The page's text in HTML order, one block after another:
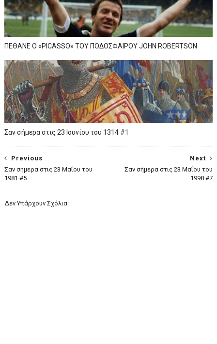
ΠΕΘΑΝΕ Ο «PICASSO» TOY ΠΟΔΟΣΦΑΙΡΟΥ JOHN ROBERTSON
Σαν σήμερα στις 23 Ιουνίου του 1314 #1
Next
Σαν σήμερα στις 23 Μαΐου του
1998 #7
Previous
Σαν σήμερα στις 23 Μαΐου του
1981 #5
Δεν Υπάρχουν Σχόλια: